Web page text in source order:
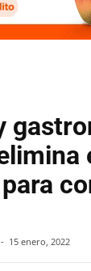
- 15 enero, 2022